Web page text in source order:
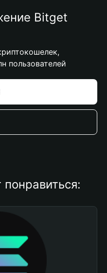
Bitget
пользователей